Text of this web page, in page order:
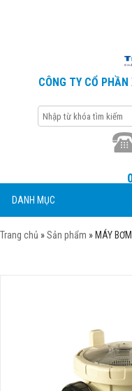
CÔNG TY CỔ
DANH MỤC
Trang chủ »Sản phẩm » MÁY